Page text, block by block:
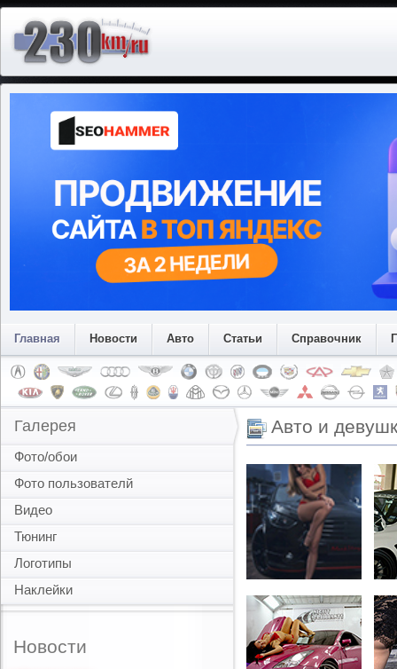
Главная Новости Авто Статьи Справочник
Галерея
Фото/обои
Фото пользователй
Видео
Тюнинг
Логотипы
Наклейки
Новости
Авто и